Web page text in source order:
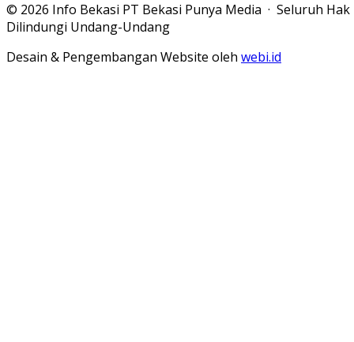
© 2026 Info Bekasi PT Bekasi Punya Media · Seluruh Hak
Dilindungi Undang-Undang
Desain & Pengembangan Website oleh webi.id